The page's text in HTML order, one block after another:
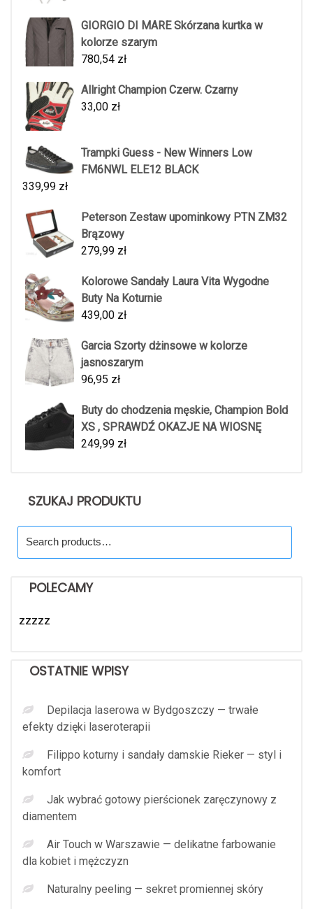
GIORGIO DI MARE Skórzana kurtka w
kolorze szarym
780,54 zł
Allright Champion Czerw. Czarny
33,00 zł
Trampki Guess - New Winners Low
FM6NWL ELE12 BLACK
339,99 zł
Peterson Zestaw upominkowy PTN ZM32
Brązowy
279,99 zł
Kolorowe Sandały Laura Vita Wygodne
Buty Na Koturnie
439,00 zł
Garcia Szorty dżinsowe w kolorze
jasnoszarym
96,95 zł
Buty do chodzenia męskie, Champion Bold
XS , SPRAWDŹ OKAZJE NA WIOSNĘ
249,99 zł
SZUKAJ PRODUKTU
for:
POLECAMY
zzzzz
OSTATNIE WPISY
Depilacja laserowa w Bydgoszczy — trwałe
efekty dzięki laseroterapii
Filippo koturny i sandały damskie Rieker — styl i
komfort
Jak wybrać gotowy pierścionek zaręczynowy z
diamentem
Air Touch w Warszawie — delikatne farbowanie
dla kobiet i mężczyzn
Naturalny peeling — sekret promiennej skóry